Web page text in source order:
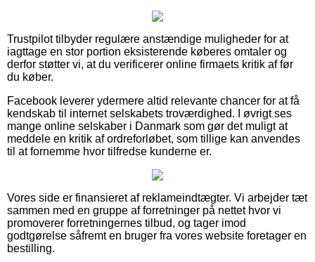
Trustpilot tilbyder regulære anstændige muligheder for at
iagttage en stor portion eksisterende køberes omtaler og
derfor støtter vi, at du verificerer online firmaets kritik af før
du køber.
Facebook leverer ydermere altid relevante chancer for at få
kendskab til internet selskabets troværdighed. I øvrigt ses
mange online selskaber i Danmark som gør det muligt at
meddele en kritik af ordreforløbet, som tillige kan anvendes
til at fornemme hvor tilfredse kunderne er.
Vores side er finansieret af reklameindtægter. Vi arbejder tæt
sammen med en gruppe af forretninger på nettet hvor vi
promoverer forretningernes tilbud, og tager imod
godtgørelse såfremt en bruger fra vores website foretager en
bestilling.